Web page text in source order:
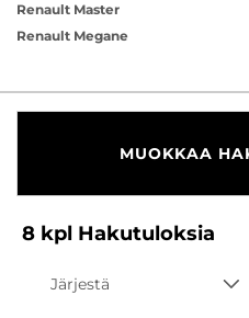
Renault Master
Renault Megane
MUOKKAA
8 kpl Hakutuloksia
Järjestä